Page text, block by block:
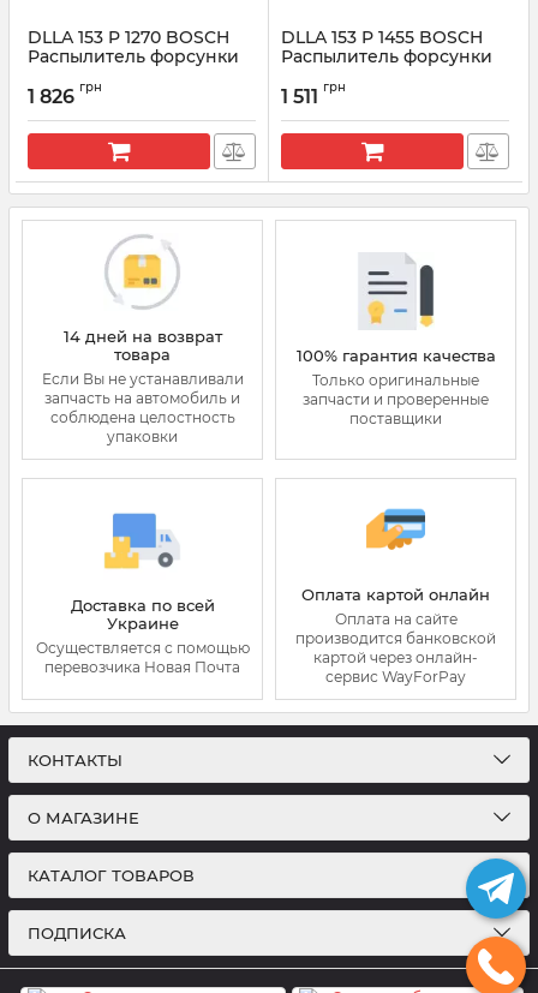
DLLA 153 P 1270 BOSCH
Распылитель форсунки
Артикул:
1 826 грн
DLLA 153 P 1455 BOSCH
Распылитель форсунки
Артикул:
1 511 грн
14 дней на возврат
товара
Если Вы не устанавливали
запчасть на автомобиль и
соблюдена целостность
упаковки
100% гарантия качества
Только оригинальные
запчасти и проверенные
поставщики
Доставка по всей
Украине
Осуществляется с помощью
перевозчика Новая Почта
Оплата картой онлайн
Оплата на сайте
производится банковской
картой через онлайн-
сервис WayForPay
КОНТАКТЫ
О МАГАЗИНЕ
КАТАЛОГ ТОВАРОВ
ПОДПИСКА